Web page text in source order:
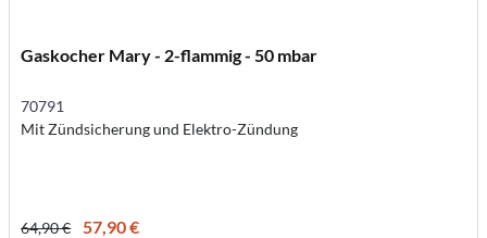
Gaskocher Mary - 2-flammig - 50 mbar
70791
Mit Zündsicherung und Elektro-Zündung
64,90 € 57,90 €